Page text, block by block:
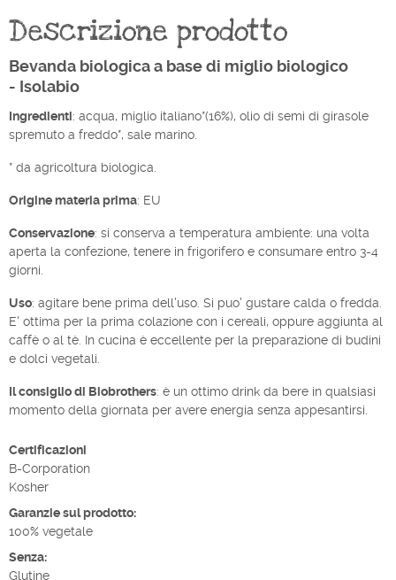
Descrizione prodotto
Bevanda biologica a base di miglio biologico
- Isolabio
Ingredienti: acqua, miglio italiano*(16%), olio di semi di girasole
spremuto a freddo*, sale marino.
* da agricoltura biologica.
Origine materia prima: EU
Conservazione: si conserva a temperatura ambiente: una volta
aperta la confezione, tenere in frigorifero e consumare entro 3-4
giorni.
Uso: agitare bene prima dell'uso. Si puo' gustare calda o fredda.
E' ottima per la prima colazione con i cereali, oppure aggiunta al
caffè o al tè. In cucina è eccellente per la preparazione di budini
e dolci vegetali.
Il consiglio di Biobrothers: è un ottimo drink da bere in qualsiasi
momento della giornata per avere energia senza appesantirsi.
Certificazioni
B-Corporation
Kosher
Garanzie sul prodotto:
100% vegetale
Senza:
Glutine